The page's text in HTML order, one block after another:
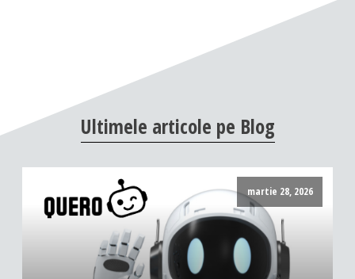
Ultimele articole pe Blog
martie 28, 2026